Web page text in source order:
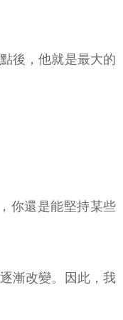
後，他就是最大的
你還是能堅持某些
漸改變。因此，我